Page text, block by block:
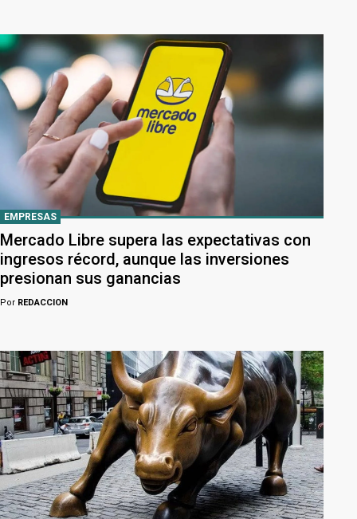
EMPRESAS
Mercado Libre supera las expectativas con
ingresos récord, aunque las inversiones
presionan sus ganancias
Por REDACCION